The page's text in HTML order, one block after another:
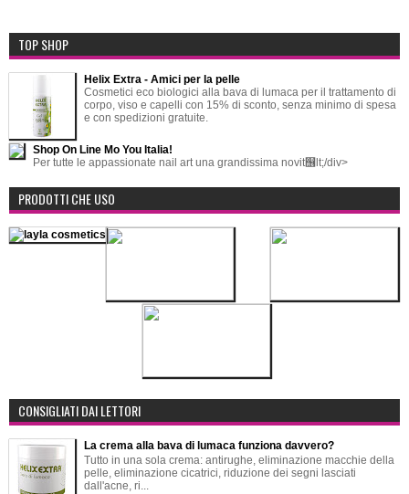
TOP SHOP
Helix Extra - Amici per la pelle
Cosmetici eco biologici alla bava di lumaca per il trattamento di
corpo, viso e capelli con 15% di sconto, senza minimo di spesa
e con spedizioni gratuite.
Shop On Line Mo You Italia!
Per tutte le appassionate nail art una grandissima novit஦lt;/div>
PRODOTTI CHE USO
CONSIGLIATI DAI LETTORI
La crema alla bava di lumaca funziona davvero?
Tutto in una sola crema: antirughe, eliminazione macchie della
pelle, eliminazione cicatrici, riduzione dei segni lasciati
dall'acne, ri...